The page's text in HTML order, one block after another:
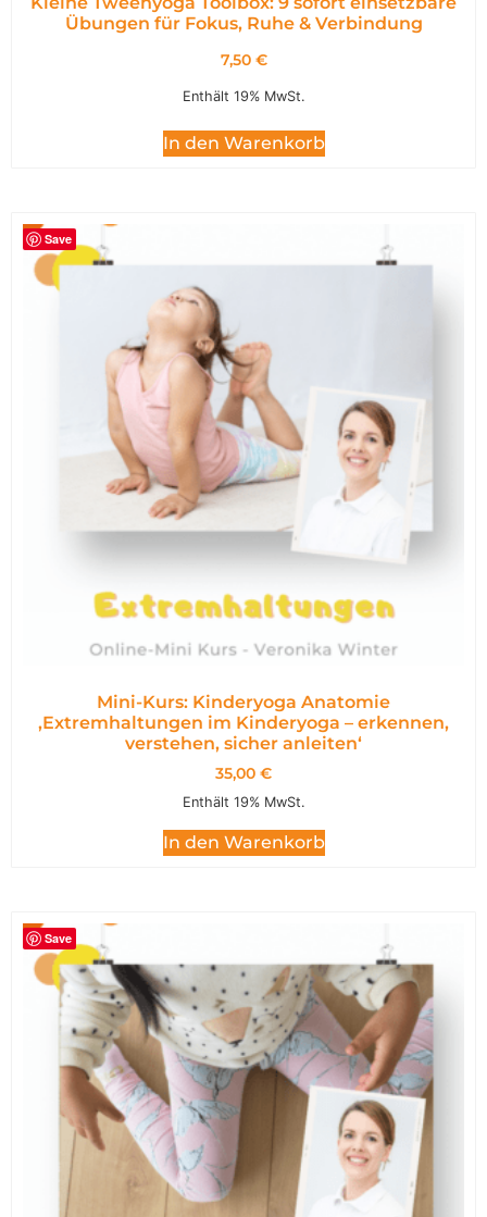
Übungen für Fokus, Ruhe & Verbindung
7,50 €
Enthält 19% MwSt.
In den Warenkorb
Save
Mini-Kurs: Kinderyoga Anatomie
,Extremhaltungen im Kinderyoga – erkennen,
verstehen, sicher anleiten‘
35,00 €
Enthält 19% MwSt.
In den Warenkorb
Save